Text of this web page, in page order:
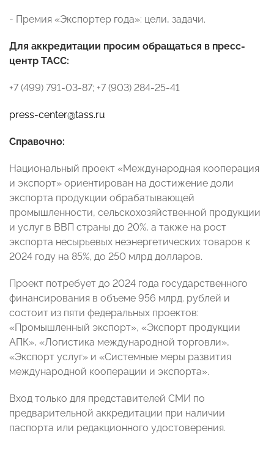
- Премия «Экспортер года»: цели, задачи.
Для аккредитации просим обращаться в пресс-
центр ТАСС:
+7 (499) 791-03-87; +7 (903) 284-25-41
press-center@tass.ru
Справочно:
Национальный проект «Международная кооперация
и экспорт» ориентирован на достижение доли
экспорта продукции обрабатывающей
промышленности, сельскохозяйственной продукции
и услуг в ВВП страны до 20%, а также на рост
экспорта несырьевых неэнергетических товаров к
2024 году на 85%, до 250 млрд долларов.
Проект потребует до 2024 года государственного
финансирования в объеме 956 млрд. рублей и
состоит из пяти федеральных проектов:
«Промышленный экспорт», «Экспорт продукции
АПК», «Логистика международной торговли»,
«Экспорт услуг» и «Системные меры развития
международной кооперации и экспорта».
Вход только для представителей СМИ по
предварительной аккредитации при наличии
паспорта или редакционного удостоверения.